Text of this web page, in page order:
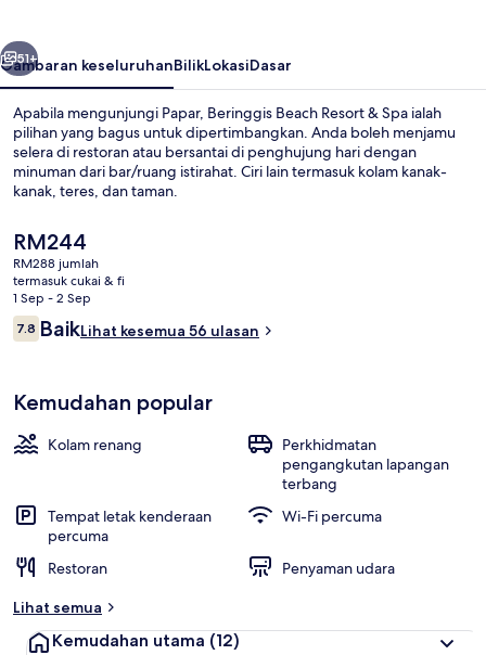
Seterusnya
51+
Gambaran keseluruhanBilikLokasiDasar
Apabila mengunjungi Papar, Beringgis Beach Resort & Spa ialah
pilihan yang bagus untuk dipertimbangkan. Anda boleh menjamu
selera di restoran atau bersantai di penghujung hari dengan
minuman dari bar/ruang istirahat. Ciri lain termasuk kolam kanak-
kanak, teres, dan taman.
Harga
semasa
ialah
RM244
RM244
RM288 jumlah
termasuk cukai & fi
1 Sep - 2 Sep
Ulasan
7.87.8 daripada 10
BaikLihat kesemua 56 ulasan
Kemudahan popular
Kolam renang
Perkhidmatan
pengangkutan lapangan
terbang
Tempat letak kenderaan
percuma
Wi-Fi percuma
Restoran
Penyaman udara
Lihat semua
Kemudahan utama (12)